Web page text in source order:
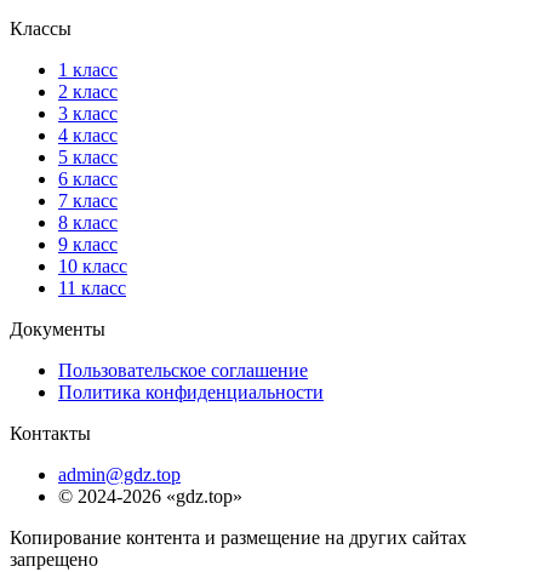
Классы
1 класс
2 класс
3 класс
4 класс
5 класс
6 класс
7 класс
8 класс
9 класс
10 класс
11 класс
Документы
Пользовательское соглашение
Политика конфиденциальности
Контакты
admin@gdz.top
© 2024-2026 «gdz.top»
Копирование контента и размещение на других сайтах
запрещено